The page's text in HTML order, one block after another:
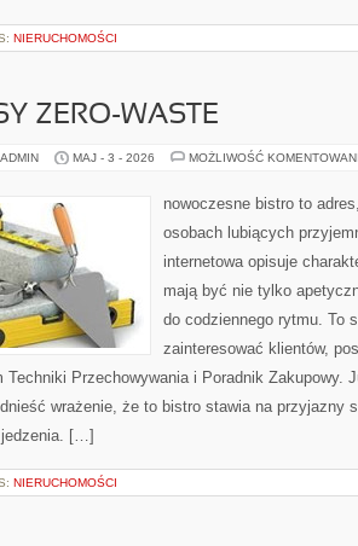
NIERUCHOMOŚCI
ZERO-WASTE
MAJ - 3 - 2026 MOŻLIWOŚĆ
nowoczesne bistro to
osobach lubiących
internetowa opisuje
mają być nie tylko
do codziennego rytmu. To
zainteresować klientów,
Techniki Przechowywania i Poradnik Zakupowy.
wrażenie, że to bistro stawia na przyjazny
[…]
NIERUCHOMOŚCI